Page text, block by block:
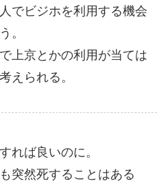
でビジホを利用する機会
。
上京とかの利用が当ては
えられる。
れば良いのに。
突然死することはある